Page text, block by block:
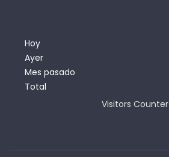
Hoy
Ayer
Mes pasado
Total
Visitors Counter